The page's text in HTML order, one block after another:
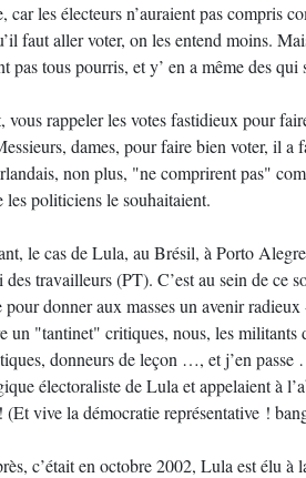
car les électeurs n’auraient pas compris
faut aller voter, on les entend moins.
pas tous pourris, et y’ en a même des
vous rappeler les votes fastidieux pour
dames, pour faire bien voter, il a
non plus, "ne comprirent pas"
les politiciens le souhaitaient.
le cas de Lula, au Brésil, à Porto
des travailleurs (PT). C’est au sein de ce
donner aux masses un avenir
un "tantinet" critiques, nous, les
donneurs de leçon …, et j’en
électoraliste de Lula et appelaient à
(Et vive la démocratie représentative !
c’était en octobre 2002, Lula est élu